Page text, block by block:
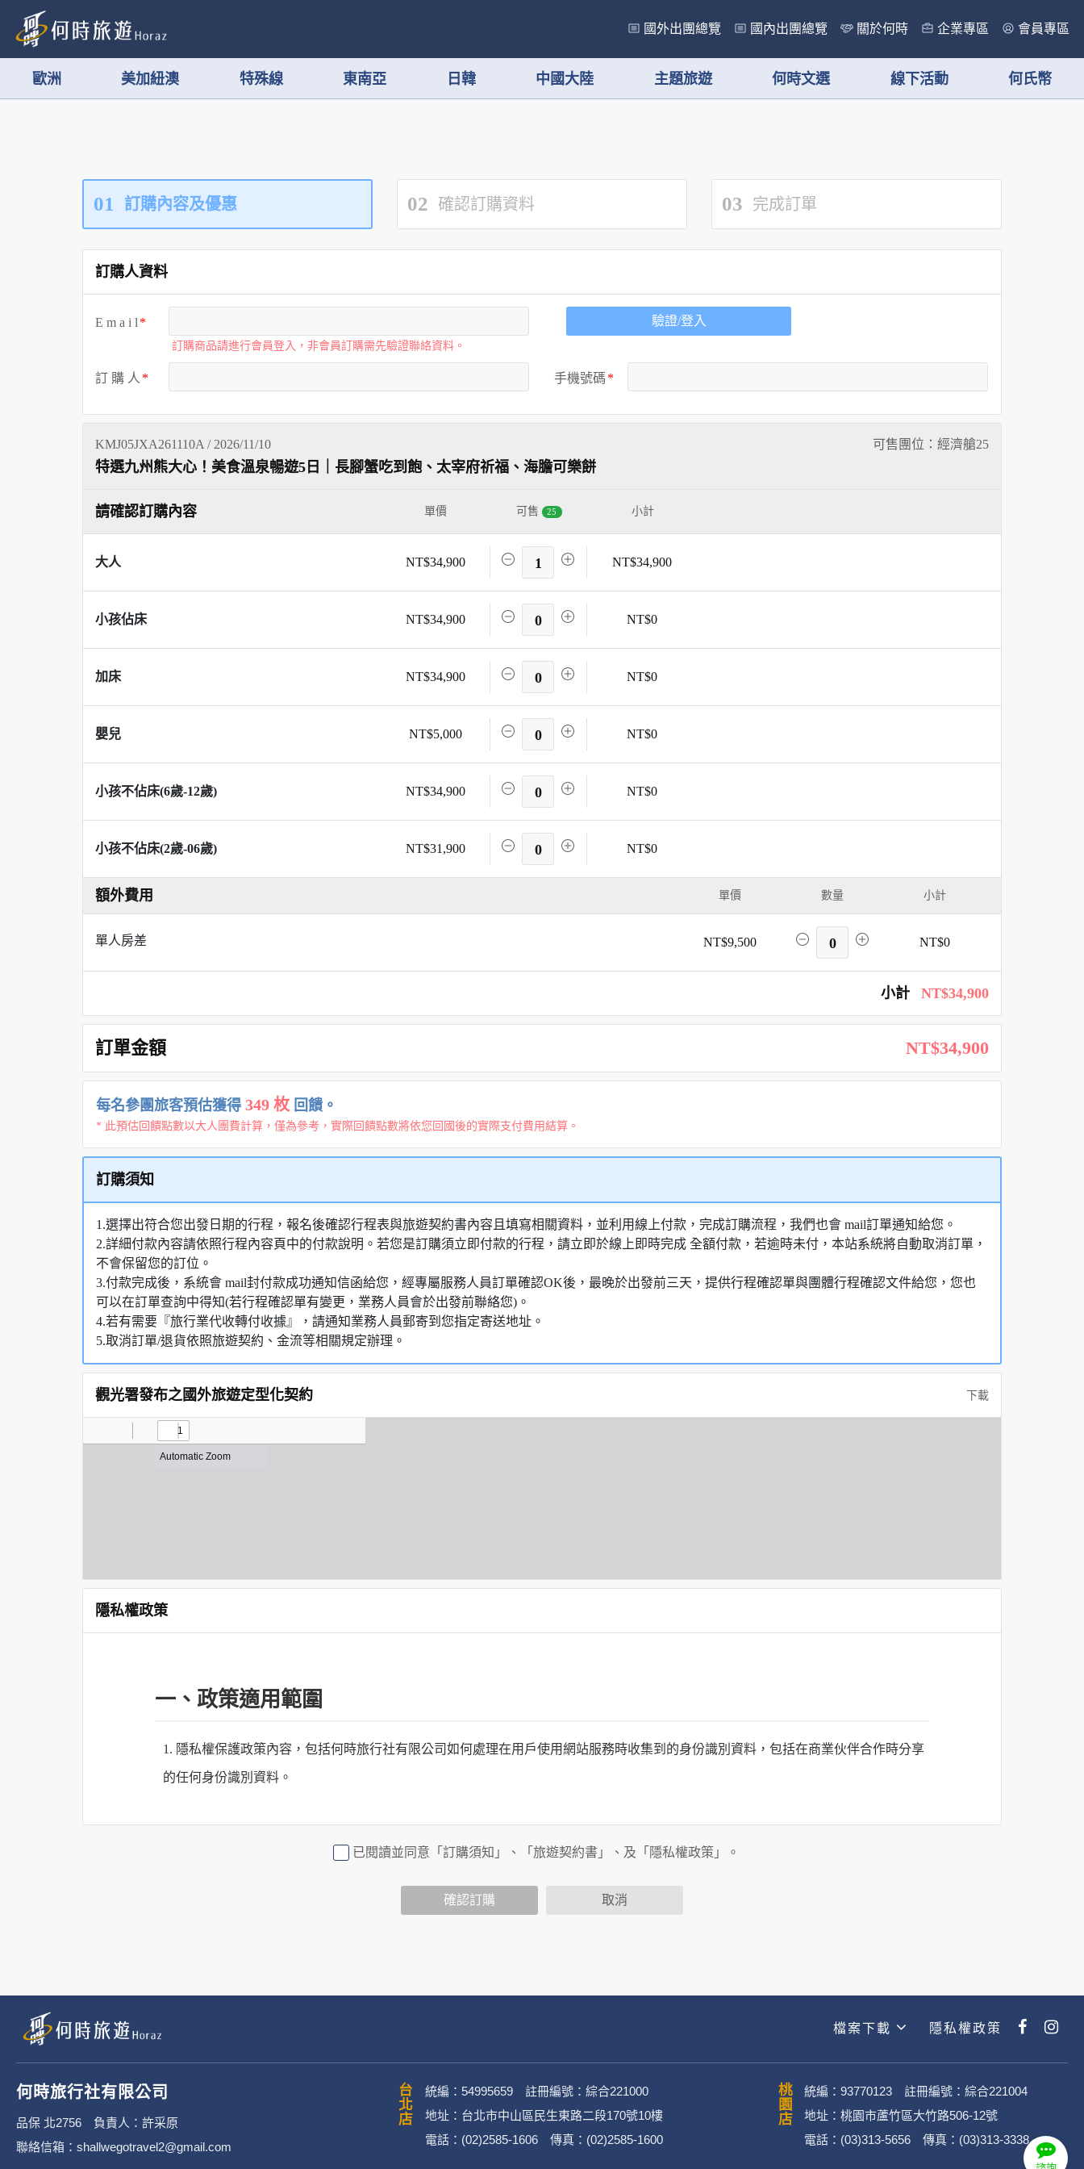
國外出團總覽 國內出團總覽 關於何時 企業專區 會員專區
歐洲 美加紐澳 特殊線 東南亞 日韓 中國大陸 主題旅遊 何時文選 線下活動 何氏幣
01 訂購內容及優惠 02 確認訂購資料 03 完成訂單
訂購人資料
E m a i l
訂購商品請進行會員登入，非會員訂購需先驗證聯絡資料。
驗證/登入
訂 購 人 手機號碼
KMJ05JXA261110A / 2026/11/10 可售團位：經濟艙25
特選九州熊大心！美食溫泉暢遊5日｜長腳蟹吃到飽、太宰府祈福、海膽可樂餅
請確認訂購內容 單價 可售 25 小計
大人 NT$34,900 1 NT$34,900
小孩佔床 NT$34,900 0 NT$0
加床 NT$34,900 0 NT$0
嬰兒 NT$5,000 0 NT$0
小孩不佔床(6歲-12歲) NT$34,900 0 NT$0
小孩不佔床(2歲-06歲) NT$31,900 0 NT$0
額外費用 單價 數量 小計
單人房差 NT$9,500 0 NT$0
小計 NT$34,900
訂單金額 NT$34,900
每名參團旅客預估獲得 349 枚 回饋。
* 此預估回饋點數以大人團費計算，僅為參考，實際回饋點數將依您回國後的實際支付費用結算。
訂購須知
1.選擇出符合您出發日期的行程，報名後確認行程表與旅遊契約書內容且填寫相關資料，並利用線上付款，完成訂購流程，我們也會 mail訂單通知給您。
2.詳細付款內容請依照行程內容頁中的付款說明。若您是訂購須立即付款的行程，請立即於線上即時完成 全額付款，若逾時未付，本站系統將自動取消訂單，
不會保留您的訂位。
3.付款完成後，系統會 mail封付款成功通知信函給您，經專屬服務人員訂單確認OK後，最晚於出發前三天，提供行程確認單與團體行程確認文件給您，您也
可以在訂單查詢中得知(若行程確認單有變更，業務人員會於出發前聯絡您)。
4.若有需要『旅行業代收轉付收據』，請通知業務人員郵寄到您指定寄送地址。
5.取消訂單/退貨依照旅遊契約、金流等相關規定辦理。
觀光署發布之國外旅遊定型化契約 下載
隱私權政策
一、政策適用範圍
1. 隱私權保護政策內容，包括何時旅行社有限公司如何處理在用戶使用網站服務時收集到的身份識別資料，包括在商業伙伴合作時分享
的任何身份識別資料。
行社有限公司旗下網站上的廣告廠商連結，這些置放連結的廠商也可能蒐集您個人的資料。對於您主動提供的個人資訊，這些廣告廠商
3. 您個人在何時旅行社有限公司旗下網站上的聊天室或討論區中任意公開個人資料的行為，在非經加密的保護下，不適用於何時旅行社
二、個資蒐集處理利用
2. 蒐集目的：提供本公司相關服務、行銷、客戶管理、會員管理及其他與第三人合作之行銷推廣活動。
3. 個人資料類別：
辨識個人者(包含但不限於中英文姓名、地址、聯絡電話、電子郵件信箱、通訊軟帳號、社群．媒體帳號、網路平台申請之帳號及
已閱讀並同意「訂購須知」、「旅遊契約書」、及「隱私權政策」。
確認訂購 取消
檔案下載 隱私權政策
何時旅行社有限公司
品保 北2756 負責人：許采原
聯絡信箱：shallwegotravel2@gmail.com
台北店
統編：54995659 註冊編號：綜合221000
地址：台北市中山區民生東路二段170號10樓
電話：(02)2585-1606 傳真：(02)2585-1600
桃園店
統編：93770123 註冊編號：綜合221004
地址：桃園市蘆竹區大竹路506-12號
電話：(03)313-5656 傳真：(03)313-3338